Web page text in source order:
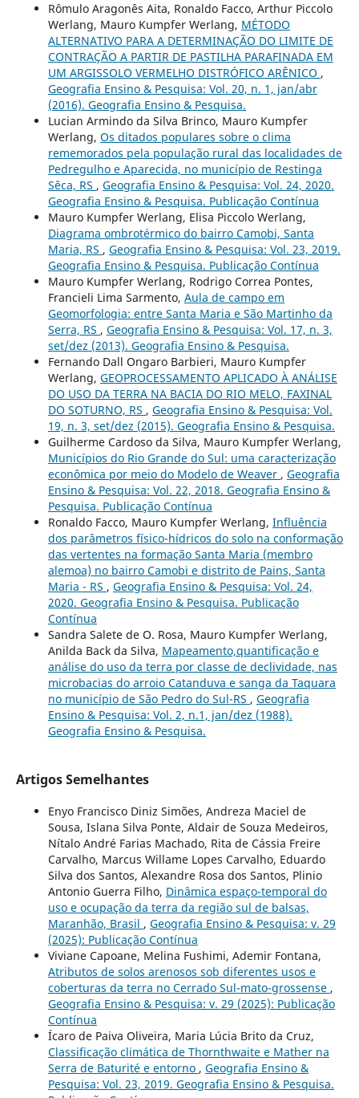
Rômulo Aragonês Aita, Ronaldo Facco, Arthur Piccolo
Werlang, Mauro Kumpfer Werlang, MÉTODO
ALTERNATIVO PARA A DETERMINAÇÃO DO LIMITE DE
CONTRAÇÃO A PARTIR DE PASTILHA PARAFINADA EM
UM ARGISSOLO VERMELHO DISTRÓFICO ARÊNICO ,
Geografia Ensino & Pesquisa: Vol. 20, n. 1, jan/abr
(2016). Geografia Ensino & Pesquisa.
Lucian Armindo da Silva Brinco, Mauro Kumpfer
Werlang, Os ditados populares sobre o clima
rememorados pela população rural das localidades de
Pedregulho e Aparecida, no município de Restinga
Sêca, RS , Geografia Ensino & Pesquisa: Vol. 24, 2020.
Geografia Ensino & Pesquisa. Publicação Contínua
Mauro Kumpfer Werlang, Elisa Piccolo Werlang,
Diagrama ombrotérmico do bairro Camobi, Santa
Maria, RS , Geografia Ensino & Pesquisa: Vol. 23, 2019.
Geografia Ensino & Pesquisa. Publicação Contínua
Mauro Kumpfer Werlang, Rodrigo Correa Pontes,
Francieli Lima Sarmento, Aula de campo em
Geomorfologia: entre Santa Maria e São Martinho da
Serra, RS , Geografia Ensino & Pesquisa: Vol. 17, n. 3,
set/dez (2013). Geografia Ensino & Pesquisa.
Fernando Dall Ongaro Barbieri, Mauro Kumpfer
Werlang, GEOPROCESSAMENTO APLICADO À ANÁLISE
DO USO DA TERRA NA BACIA DO RIO MELO, FAXINAL
DO SOTURNO, RS , Geografia Ensino & Pesquisa: Vol.
19, n. 3, set/dez (2015). Geografia Ensino & Pesquisa.
Guilherme Cardoso da Silva, Mauro Kumpfer Werlang,
Municípios do Rio Grande do Sul: uma caracterização
econômica por meio do Modelo de Weaver , Geografia
Ensino & Pesquisa: Vol. 22, 2018. Geografia Ensino &
Pesquisa. Publicação Contínua
Ronaldo Facco, Mauro Kumpfer Werlang, Influência
dos parâmetros físico-hídricos do solo na conformação
das vertentes na formação Santa Maria (membro
alemoa) no bairro Camobi e distrito de Pains, Santa
Maria - RS , Geografia Ensino & Pesquisa: Vol. 24,
2020. Geografia Ensino & Pesquisa. Publicação
Contínua
Sandra Salete de O. Rosa, Mauro Kumpfer Werlang,
Anilda Back da Silva, Mapeamento,quantificação e
análise do uso da terra por classe de declividade, nas
microbacias do arroio Catanduva e sanga da Taquara
no município de São Pedro do Sul-RS , Geografia
Ensino & Pesquisa: Vol. 2, n.1, jan/dez (1988).
Geografia Ensino & Pesquisa.
Artigos Semelhantes
Enyo Francisco Diniz Simões, Andreza Maciel de
Sousa, Islana Silva Ponte, Aldair de Souza Medeiros,
Nítalo André Farias Machado, Rita de Cássia Freire
Carvalho, Marcus Willame Lopes Carvalho, Eduardo
Silva dos Santos, Alexandre Rosa dos Santos, Plinio
Antonio Guerra Filho, Dinâmica espaço-temporal do
uso e ocupação da terra da região sul de balsas,
Maranhão, Brasil , Geografia Ensino & Pesquisa: v. 29
(2025): Publicação Contínua
Viviane Capoane, Melina Fushimi, Ademir Fontana,
Atributos de solos arenosos sob diferentes usos e
coberturas da terra no Cerrado Sul-mato-grossense ,
Geografia Ensino & Pesquisa: v. 29 (2025): Publicação
Contínua
Ícaro de Paiva Oliveira, Maria Lúcia Brito da Cruz,
Classificação climática de Thornthwaite e Mather na
Serra de Baturité e entorno , Geografia Ensino &
Pesquisa: Vol. 23, 2019. Geografia Ensino & Pesquisa.